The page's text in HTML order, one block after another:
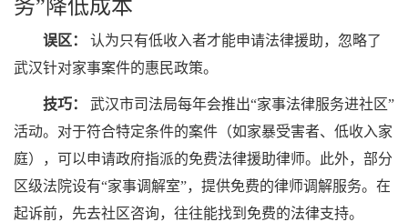
务”降低成本
误区：
认为只有低收入者才能申请法律援助，忽略了
武汉针对家事案件的惠民政策。
技巧：
武汉市司法局每年会推出“家事法律服务进社区”
活动。对于符合特定条件的案件（如家暴受害者、低收入家
庭），可以申请政府指派的免费法律援助律师。此外，部分
区级法院设有“家事调解室”，提供免费的律师调解服务。在
起诉前，先去社区咨询，往往能找到免费的法律支持。